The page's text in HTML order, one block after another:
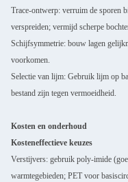
Trace-ontwerp: verruim de sporen
verspreiden; vermijd scherpe
Schijfsymmetrie: bouw lagen
voorkomen.
Selectie van lijm: Gebruik lijm op
bestand zijn tegen vermoeidheid.
Kosten en onderhoud
Kosteneffectieve keuzes
Verstijvers: gebruik poly-imide
warmtegebieden; PET voor